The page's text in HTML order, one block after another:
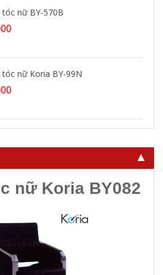
tóc nữ BY-570B
tóc nữ Koria BY-99N
nữ Koria BY082